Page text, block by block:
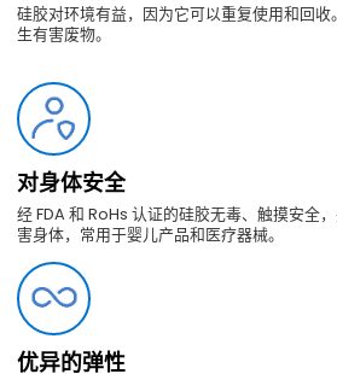
硅胶对环境有益，因为它可以重复使用和回
生有害废物。
对身体安全
经 FDA 和 RoHs 认证的硅胶无毒、触摸安全
害身体，常用于婴儿产品和医疗器械。
优异的弹性